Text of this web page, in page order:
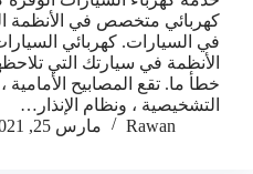
كهربائي متخصص في الأنظمة
في السيارات. كهربائي
الأنظمة في سيارتك التي
خطأ ما. تقع المصابيح الأمامية
التشخيصية ، ونظام الإنذار…
Rawan
مارس 25, 2021